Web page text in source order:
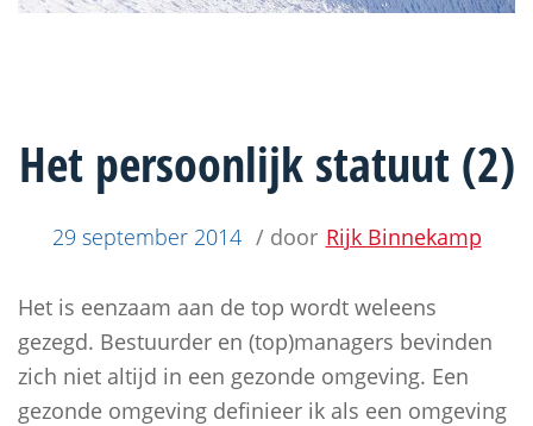
Het persoonlijk statuut (2)
29 september 2014 / door Rijk Binnekamp
Het is eenzaam aan de top wordt weleens
gezegd. Bestuurder en (top)managers bevinden
zich niet altijd in een gezonde omgeving. Een
gezonde omgeving definieer ik als een omgeving